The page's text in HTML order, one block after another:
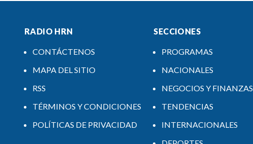
RADIO HRN
CONTÁCTENOS
MAPA DEL SITIO
RSS
TÉRMINOS Y CONDICIONES
POLÍTICAS DE PRIVACIDAD
SECCIONES
PROGRAMAS
NACIONALES
NEGOCIOS Y FINANZAS
TENDENCIAS
INTERNACIONALES